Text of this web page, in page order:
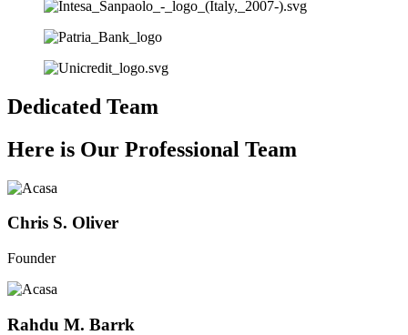
Dedicated Team
Here is Our Professional Team
Chris S. Oliver
Founder
Rahdu M. Barrk